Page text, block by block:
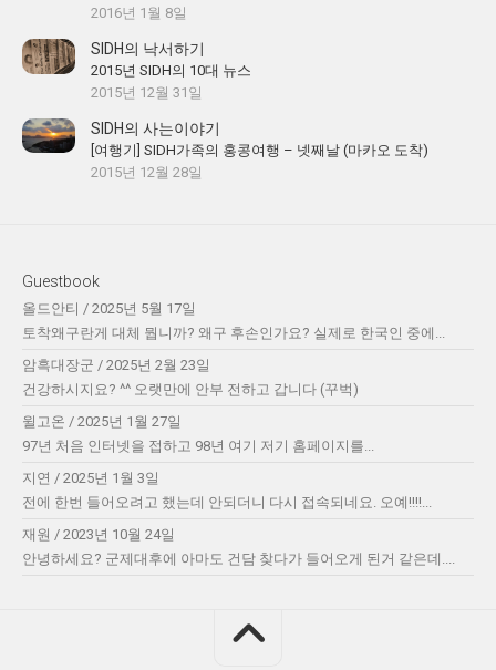
2016년 1월 8일
SIDH의 낙서하기
2015년 SIDH의 10대 뉴스
2015년 12월 31일
SIDH의 사는이야기
[여행기] SIDH가족의 홍콩여행 – 넷째날 (마카오 도착)
2015년 12월 28일
Guestbook
올드안티 / 2025년 5월 17일
토착왜구란게 대체 뭡니까? 왜구 후손인가요? 실제로 한국인 중에...
암흑대장군 / 2025년 2월 23일
건강하시지요? ^^ 오랫만에 안부 전하고 갑니다 (꾸벅)
윌고온 / 2025년 1월 27일
97년 처음 인터넷을 접하고 98년 여기 저기 홈페이지를...
지연 / 2025년 1월 3일
전에 한번 들어오려고 했는데 안되더니 다시 접속되네요. 오예!!!!...
재원 / 2023년 10월 24일
안녕하세요? 군제대후에 아마도 건담 찾다가 들어오게 된거 같은데....